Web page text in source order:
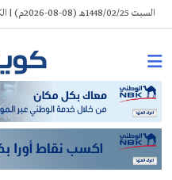
Skip
to
السبت 1448/02/25هـ (08-08-2026م) | الكويت